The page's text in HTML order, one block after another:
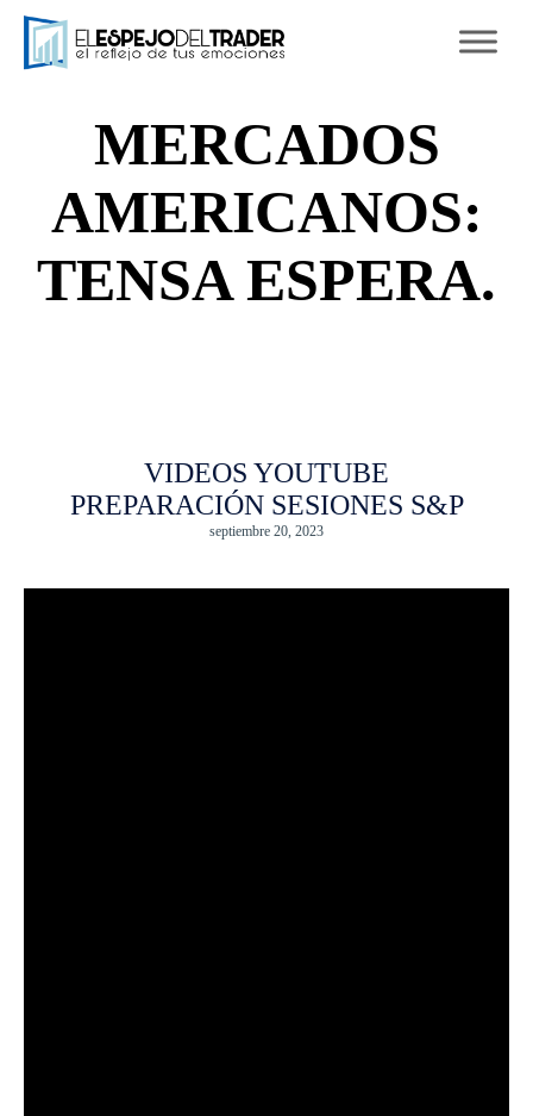
MERCADOS
AMERICANOS:
TENSA ESPERA.
VIDEOS YOUTUBE
PREPARACIÓN SESIONES S&P
septiembre 20, 2023